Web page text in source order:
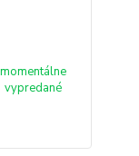
momentálne
vypredané